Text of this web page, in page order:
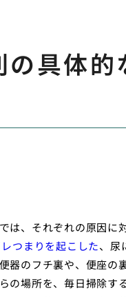
具体的
は、それぞれの原因に
つまりを起こした、尿
のフチ裏や、便座の
の場所を、毎日掃除す